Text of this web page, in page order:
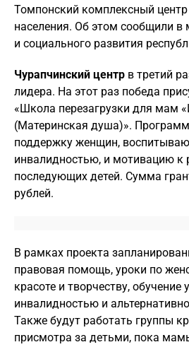
Томпонский комплексный
населения. Об этом сообщили в
и социального развития
Чурапчинский центр в третий
лидера. На этот раз победа
«Школа перезагрузки для мам
(Материнская душа)».
поддержку женщин,
инвалидностью, и мотивацию
последующих детей. Сумма
рублей.
В рамках проекта
правовая помощь, уроки по
красоте и творчеству, обучение
инвалидностью и
Также будут работать группы
присмотра за детьми, пока